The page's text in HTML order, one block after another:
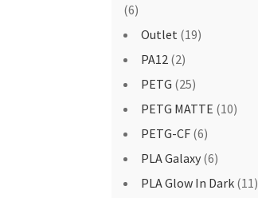
(6)
Outlet (19)
PA12 (2)
PETG (25)
PETG MATTE (10)
PETG-CF (6)
PLA Galaxy (6)
PLA Glow In Dark (11)